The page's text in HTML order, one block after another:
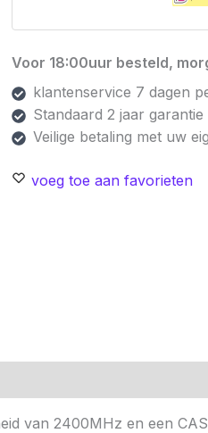
Voor 18:00uur besteld,
klantenservice 7 dagen
Standaard 2 jaar
Veilige betaling met uw
voeg toe aan favorieten
van 2400MHz en een